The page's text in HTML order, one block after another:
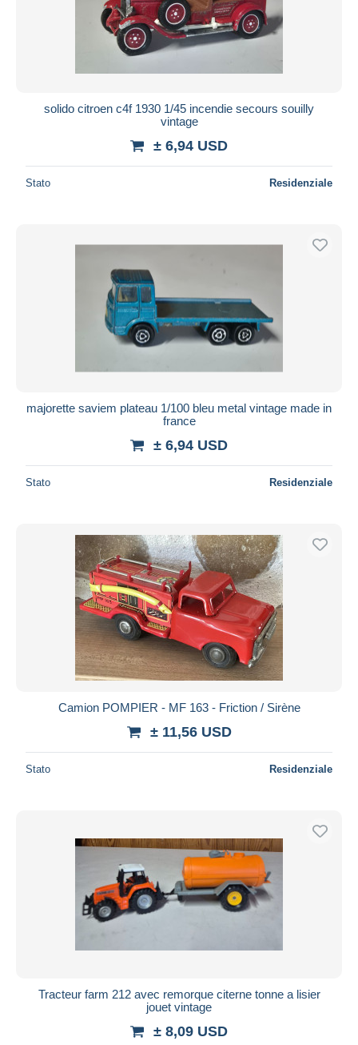
solido citroen c4f 1930 1/45 incendie secours souilly
vintage
± 6,94 USD
Stato Residenziale
majorette saviem plateau 1/100 bleu metal vintage made in
france
± 6,94 USD
Stato Residenziale
Camion POMPIER - MF 163 - Friction / Sirène
± 11,56 USD
Stato Residenziale
Tracteur farm 212 avec remorque citerne tonne a lisier
jouet vintage
± 8,09 USD